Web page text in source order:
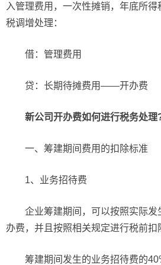
入管理费用，一次性摊销，年底所
税调增处理：
借：管理费用
贷：长期待摊费用——开办费
新公司开办费如何进行税务处理
一、筹建期间费用的扣除标准
1、业务招待费
企业筹建期间，可以按照实际
办费，并且按照相关规定进行税前扣
筹建期间发生的业务招待费的